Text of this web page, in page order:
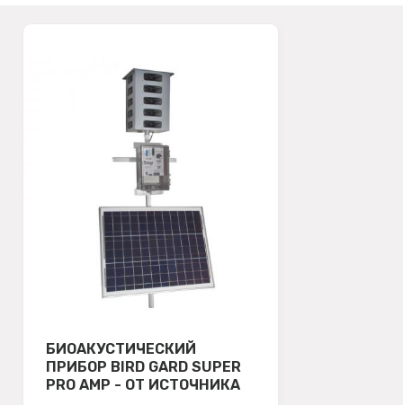
БИОАКУСТИЧЕСКИЙ
ПРИБОР BIRD GARD SUPER
PRO AMP - ОТ ИСТОЧНИКА